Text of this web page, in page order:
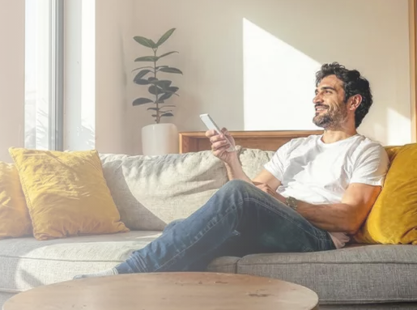
Se acquisti il climatizzatore e
passi a Plenitude luce e/o gas
Fino a 200€ di sconto
Fino a 150€ di sconto in bolletta
(6,25€/mese per fornitura) per 12 mesi³.